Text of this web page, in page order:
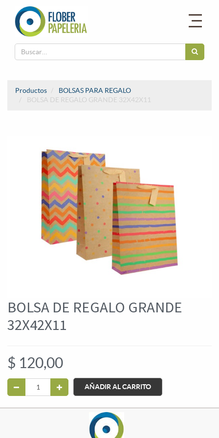
Productos
BOLSAS PARA REGALO
BOLSA DE REGALO GRANDE 32X42X11
BOLSA DE REGALO GRANDE
32X42X11
$ 120,00
AÑADIR AL CARRITO